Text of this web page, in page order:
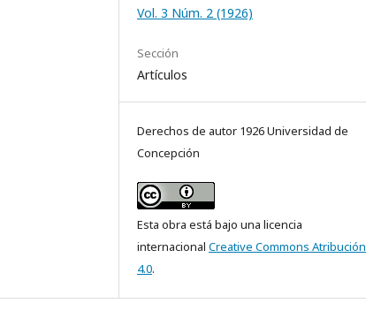
Vol. 3 Núm. 2 (1926)
Sección
Artículos
Derechos de autor 1926 Universidad de
Concepción
Esta obra está bajo una licencia
internacional Creative Commons Atribución
4.0.